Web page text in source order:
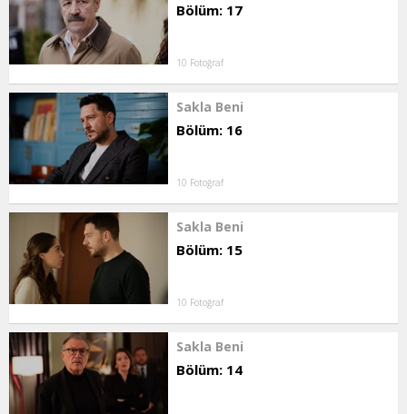
Bölüm: 17
10 Fotoğraf
Sakla Beni
Bölüm: 16
10 Fotoğraf
Sakla Beni
Bölüm: 15
10 Fotoğraf
Sakla Beni
Bölüm: 14